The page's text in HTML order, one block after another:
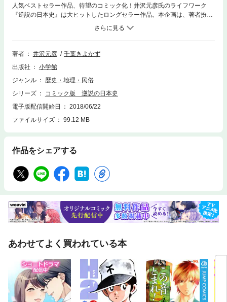
人気ベストセラー作品、待望のコミック化！井沢元彦氏のライフワーク
『逆説の日本史』は大ヒットしたロングセラー作品。本企画は、著者扮す
る「いざわ歴史研究所」所長と女子大生の＜逆説＞コンビが歴史の分岐点
を訪れ、学校では教えてくれない重要ポイントを解説する「大人の学習漫
画」。井沢氏が新たに書き下ろした脚本を、気鋭の漫画家・千葉きよかず
氏がコミック化しました。待望の第１弾「戦国三英傑編」は、織田信長、
し、天下統一を実現するまでの「戦国史の極意」を読み解きます。●［信
長］戦国大名の中で唯一天下人を目指していた／比叡山焼き討ちは信教の
格化と安土城築城●［秀吉］大悪人のイメージを変えた情報操作と人たら
し／六本指のコンプレックス／「豊臣」という新姓下賜に秘められた公家
の意図／天皇を一地方政権の長に貶める明国占領計画と秀吉帝国●［家
康］関ヶ原の戦いは天下分け目ではない／天下を確定させた毛利輝元のバ
の数値）【ご注意】※お使いの端末によっては、一部読みづらい場合がご
勧めします。※この作品はカラー版です。
著者 井沢元彦
千葉きよかず
出版社
小学館
ジャンル
歴史・地理・民俗
シリーズ
コミック版 逆説の日本史
電子版配信開始日
2018/06/22
ファイルサイズ
99.12 MB
作品をシェアする
あわせてよく買われている本